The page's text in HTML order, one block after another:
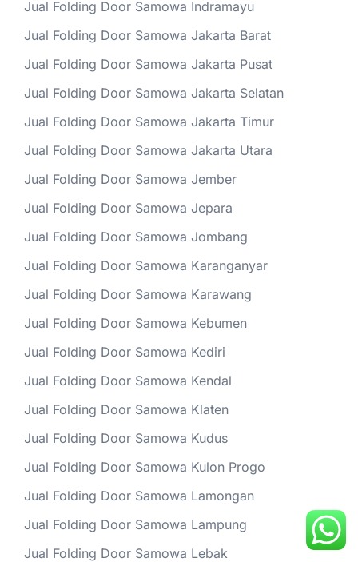
Jual Folding Door Samowa Indramayu
Jual Folding Door Samowa Jakarta Barat
Jual Folding Door Samowa Jakarta Pusat
Jual Folding Door Samowa Jakarta Selatan
Jual Folding Door Samowa Jakarta Timur
Jual Folding Door Samowa Jakarta Utara
Jual Folding Door Samowa Jember
Jual Folding Door Samowa Jepara
Jual Folding Door Samowa Jombang
Jual Folding Door Samowa Karanganyar
Jual Folding Door Samowa Karawang
Jual Folding Door Samowa Kebumen
Jual Folding Door Samowa Kediri
Jual Folding Door Samowa Kendal
Jual Folding Door Samowa Klaten
Jual Folding Door Samowa Kudus
Jual Folding Door Samowa Kulon Progo
Jual Folding Door Samowa Lamongan
Jual Folding Door Samowa Lampung
Jual Folding Door Samowa Lebak